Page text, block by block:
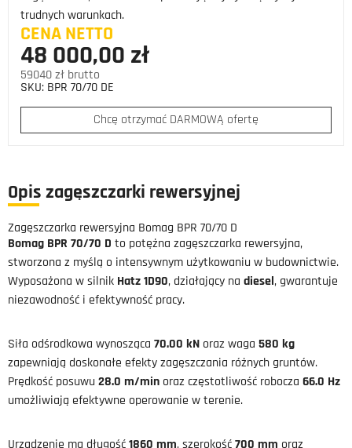
trudnych warunkach.
CENA NETTO
48 000,00 zł
59040 zł brutto
SKU: BPR 70/70 DE
Chcę otrzymać DARMOWĄ ofertę
Opis zagęszczarki rewersyjnej
Zagęszczarka rewersyjna Bomag BPR 70/70 D
Bomag BPR 70/70 D to potężna zagęszczarka rewersyjna,
stworzona z myślą o intensywnym użytkowaniu w budownictwie.
Wyposażona w silnik Hatz 1D90, działający na diesel , gwarantuje
niezawodność i efektywność pracy.
Siła odśrodkowa wynosząca 70.00 kN oraz waga 580 kg
zapewniają doskonałe efekty zagęszczania różnych gruntów.
Prędkość posuwu 28.0 m/min oraz częstotliwość robocza 66.0 Hz
umożliwiają efektywne operowanie w terenie.
Urządzenie ma długość 1860 mm, szerokość 700 mm oraz